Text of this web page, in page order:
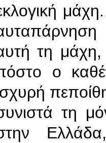
τη
ο
τη